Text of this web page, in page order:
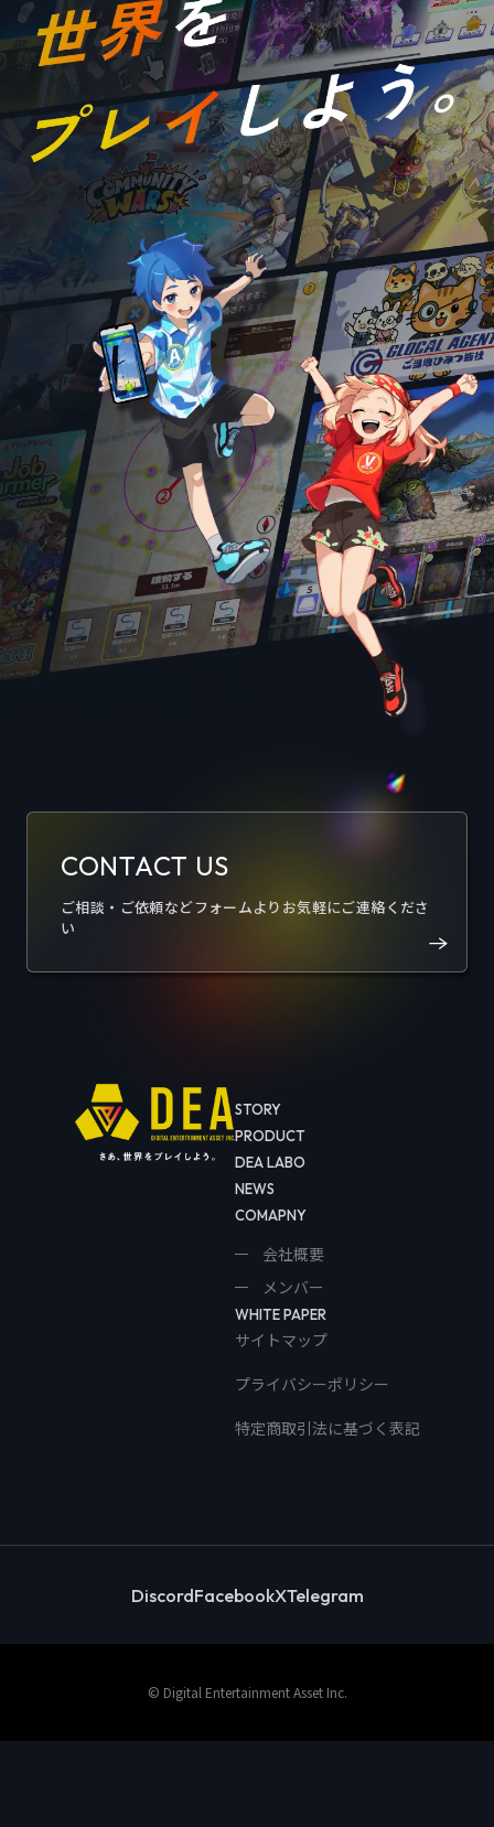
CONTACT US
ご相談・ご依頼などフォームよりお気軽にご連絡くださ
い
STORY
PRODUCT
DEA LABO
NEWS
COMAPNY
会社概要
メンバー
WHITE PAPER
サイトマップ
プライバシーポリシー
特定商取引法に基づく表記
DiscordFacebookXTelegram
© Digital Entertainment Asset Inc.